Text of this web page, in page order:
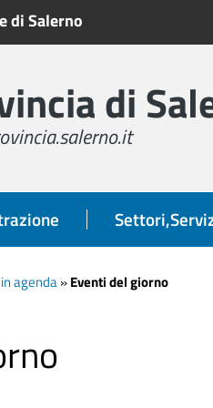
di Salerno
di
agenda»Eventi del giorno